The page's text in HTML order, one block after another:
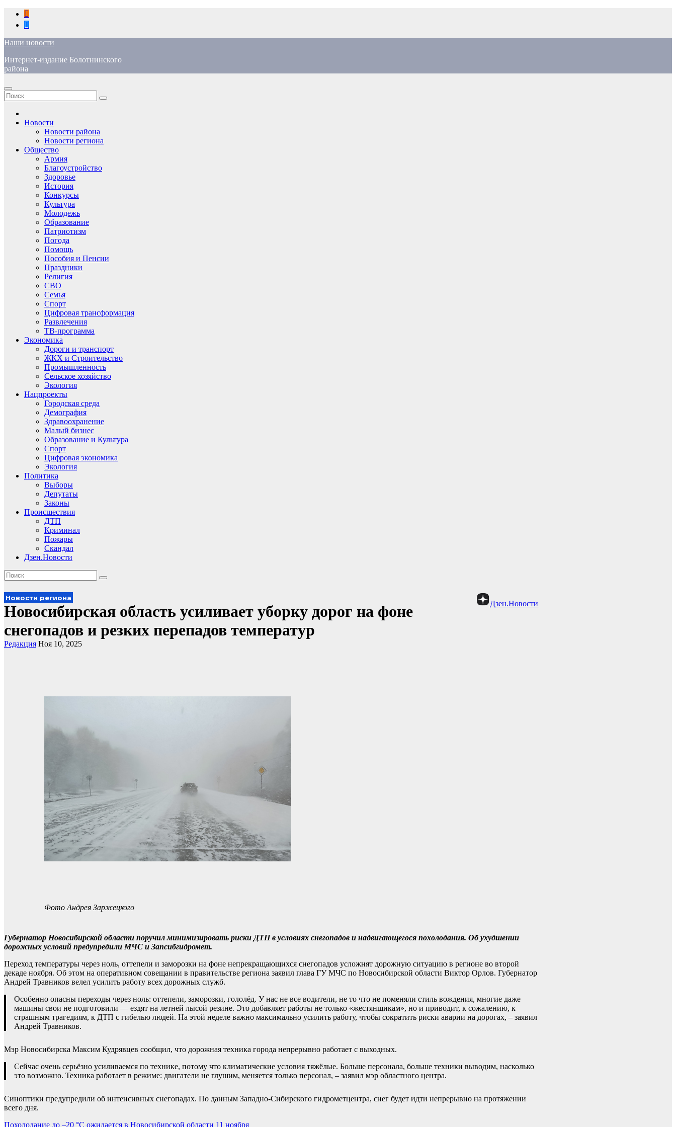
Перейти
содержимому
Наши новости
Интернет-издание Болотнинского
района
Новости
Новости района
Новости региона
Общество
Армия
Благоустройство
Здоровье
История
Конкурсы
Культура
Молодежь
Образование
Патриотизм
Погода
Помощь
Пособия и Пенсии
Праздники
Религия
СВО
Семья
Спорт
Цифровая трансформация
Развлечения
ТВ-программа
Экономика
Дороги и транспорт
ЖКХ и Строительство
Промышленность
Сельское хозяйство
Экология
Нацпроекты
Городская среда
Демография
Здравоохранение
Малый бизнес
Образование и Культура
Спорт
Цифровая экономика
Экология
Политика
Выборы
Депутаты
Законы
Происшествия
ДТП
Криминал
Пожары
Скандал
Дзен.Новости
Дзен.Новости
Новости региона
Новосибирская область усиливает уборку дорог на фоне
снегопадов и резких перепадов температур
Редакция Ноя 10, 2025
Фото Андрея Заржецкого
Губернатор Новосибирской области поручил минимизировать риски ДТП в условиях снегопадов и надвигающегося похолодания. Об ухудшении
дорожных условий предупредили МЧС и Запсибгидромет.
Переход температуры через ноль, оттепели и заморозки на фоне непрекращающихся снегопадов усложнят дорожную ситуацию в регионе во второй
декаде ноября. Об этом на оперативном совещании в правительстве региона заявил глава ГУ МЧС по Новосибирской области Виктор Орлов. Губернатор
Андрей Травников велел усилить работу всех дорожных служб.
Особенно опасны переходы через ноль: оттепели, заморозки, гололёд. У нас не все водители, не то что не поменяли стиль вождения, многие даже
машины свои не подготовили — ездят на летней лысой резине. Это добавляет работы не только «жестянщикам», но и приводит, к сожалению, к
страшным трагедиям, к ДТП с гибелью людей. На этой неделе важно максимально усилить работу, чтобы сократить риски аварии на дорогах, – заявил
Андрей Травников.
Мэр Новосибирска Максим Кудрявцев сообщил, что дорожная техника города непрерывно работает с выходных.
Сейчас очень серьёзно усиливаемся по технике, потому что климатические условия тяжёлые. Больше персонала, больше техники выводим, насколько
это возможно. Техника работает в режиме: двигатели не глушим, меняется только персонал, – заявил мэр областного центра.
Синоптики предупредили об интенсивных снегопадах. По данным Западно-Сибирского гидрометцентра, снег будет идти непрерывно на протяжении
всего дня.
Похолодание до –20 °C ожидается в Новосибирской области 11 ноября